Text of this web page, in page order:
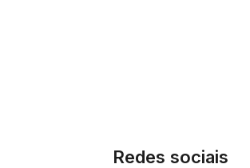
Redes sociais